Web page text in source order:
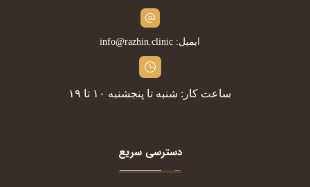
ایمیل: info@razhin.clinic
ساعت کار: شنبه تا پنجشنبه ۱۰ تا ۱۹
دسترسی سریع